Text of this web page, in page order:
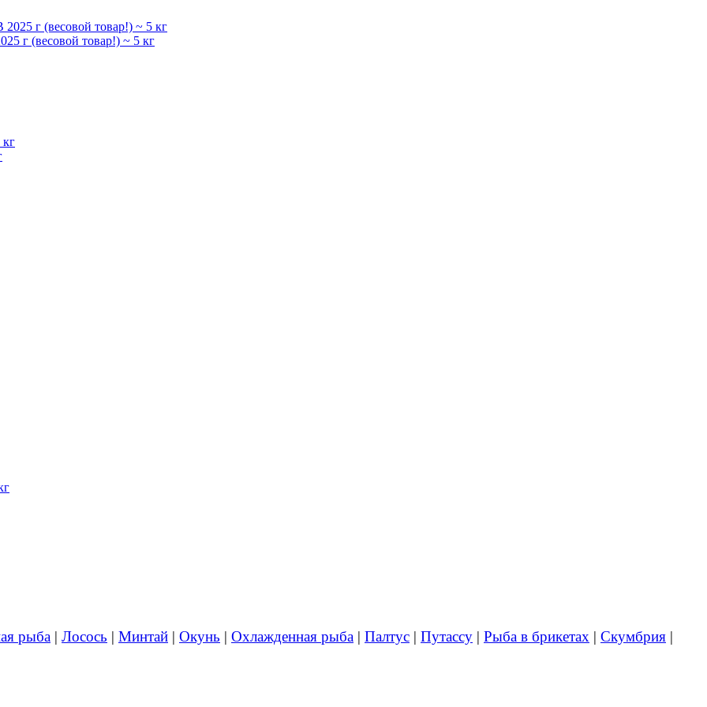
г (весовой товар!) ~ 5 кг
рыба | Лосось | Минтай | Окунь | Охлажденная рыба | Палтус | Путассу | Рыба в брикетах | Скумбрия |